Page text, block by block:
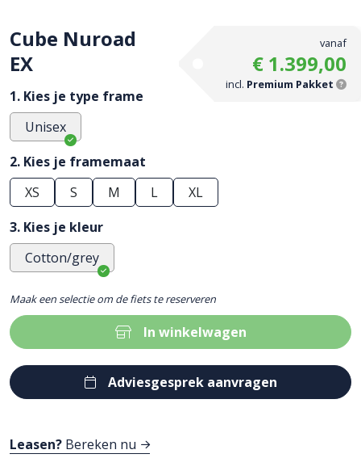
Cube Nuroad
EX
vanaf
€ 1.399,00
incl. Premium Pakket
1. Kies je type frame
Unisex
2. Kies je framemaat
XS
S M L
XL
3. Kies je kleur
Cotton/grey
Maak een selectie om de fiets te reserveren
In winkelwagen
Adviesgesprek aanvragen
Leasen? Bereken nu